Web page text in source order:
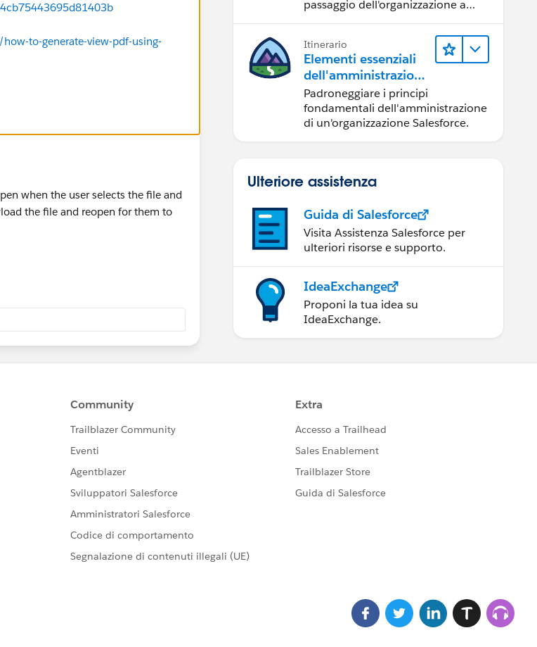
to-generate-view-pdf-using-
when the user selects the file and
the file and reopen for them to
passaggio dell'organizzazione a
Itinerario
Elementi essenziali
dell'amministrazione
in Lightning
Experience
Padroneggiare i principi
fondamentali dell'amministrazione
di un'organizzazione Salesforce.
Ulteriore assistenza
Guida di Salesforce
Visita Assistenza Salesforce per
ulteriori risorse e supporto.
IdeaExchange
Proponi la tua idea su
IdeaExchange.